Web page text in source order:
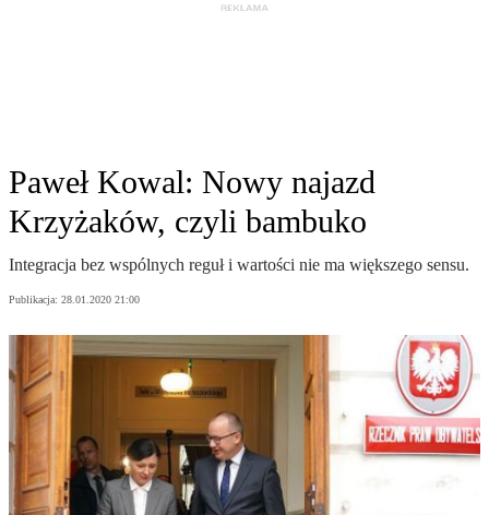
Paweł Kowal: Nowy najazd
Krzyżaków, czyli bambuko
Integracja bez wspólnych reguł i wartości nie ma większego sensu.
Publikacja: 28.01.2020 21:00